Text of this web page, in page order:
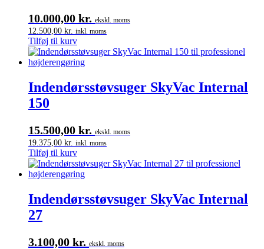
varesiden
10.000,00 kr. ekskl. moms
12.500,00 kr. inkl. moms
Tilføj til kurv
Indendørsstøvsuger SkyVac Internal
150
15.500,00 kr. ekskl. moms
19.375,00 kr. inkl. moms
Tilføj til kurv
Indendørsstøvsuger SkyVac Internal
27
3.100,00 kr. ekskl. moms